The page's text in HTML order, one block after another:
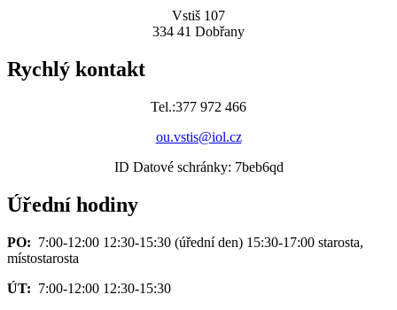
Vstiš 107
334 41 Dobřany
Rychlý kontakt
Tel.:377 972 466
ou.vstis@iol.cz
ID Datové schránky: 7beb6qd
Úřední hodiny
PO: 7:00-12:00 12:30-15:30 (úřední den) 15:30-17:00 starosta,
místostarosta
ÚT: 7:00-12:00 12:30-15:30